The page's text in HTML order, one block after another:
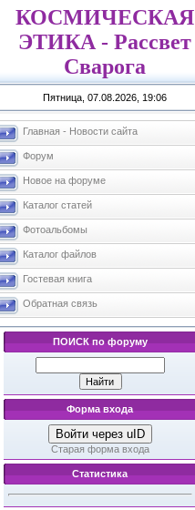
КОСМИЧЕСКАЯ
ЭТИКА - Рассвет
Сварога
Пятница, 07.08.2026, 19:06
Главная - Новости сайта
Форум
Новое на форуме
Каталог статей
Фотоальбомы
Каталог файлов
Гостевая книга
Обратная связь
ПОИСК по форуму
Форма входа
Войти через uID
Старая форма входа
Статистика